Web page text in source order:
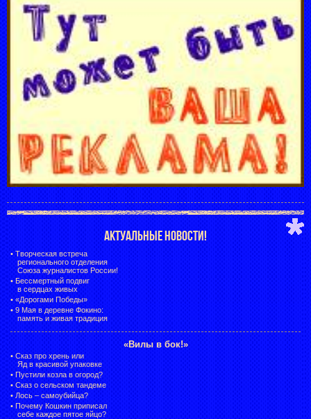
АКТУАЛЬНЫЕ НОВОСТИ!
• Творческая встреча
регионального отделения
Союза журналистов России!
• Бессмертный подвиг
в сердцах живых
• «Дорогами Победы»
• 9 Мая в деревне Фокино:
память и живая традиция
«Вилы в бок!»
• Сказ про хрень или
Яд в красивой упаковке
• Пустили козла в огород?
• Сказ о сельском тандеме
• Лось – самоубийца?
• Почему Кошкин приписал
себе каждое пятое яйцо?